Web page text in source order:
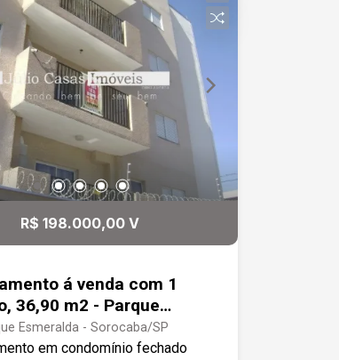
R$ 198.000,00 V
á venda com 1
36,90 m2 - Parque
Sorocaba
Esmeralda - Sorocaba/SP
em condomínio fechado